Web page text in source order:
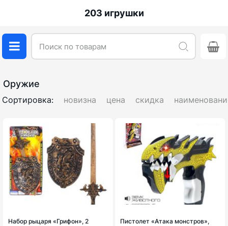
203 игрушки
Оружие
Сортировка: новизна цена скидка
Набор рыцаря «Грифон», 2
Пистолет «Атака монстров»,